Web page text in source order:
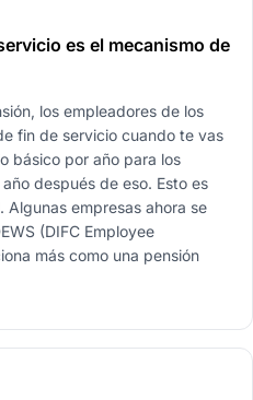
es el mecanismo de
los empleadores de los
fin de servicio cuando te vas
básico por año para los
después de eso. Esto es
empresas ahora se
(DIFC Employee
más como una pensión